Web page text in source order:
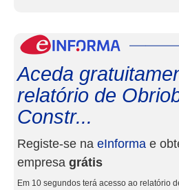
Aceda
relatório de
Constr...
Registe-se na eInforma e
empresa grátis
Em 10 segundos terá acesso ao relatório